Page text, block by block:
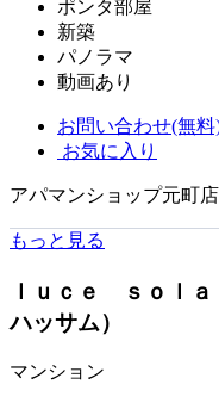
ポンタ部屋
新築
パノラマ
動画あり
お問い合わせ(無料
お気に入り
アパマンショップ元町
もっと見る
ｌｕｃｅ ｓｏｌａ
ハッサム）
マンション